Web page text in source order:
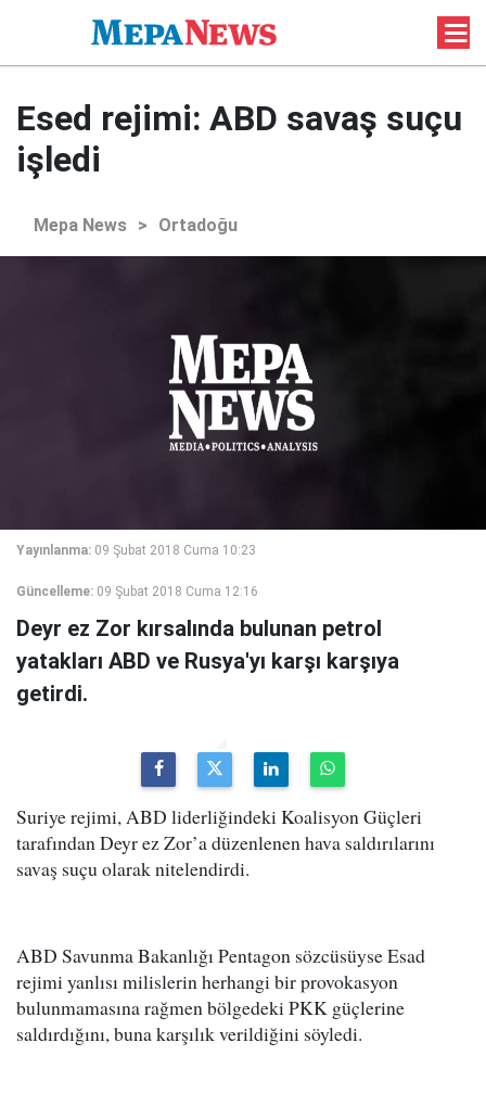
Esed rejimi: ABD savaş suçu
işledi
Mepa News > Ortadoğu
Yayınlanma: 09 Şubat 2018 Cuma 10:23
Güncelleme: 09 Şubat 2018 Cuma 12:16
Deyr ez Zor kırsalında bulunan petrol
yatakları ABD ve Rusya'yı karşı karşıya
getirdi.
Suriye rejimi, ABD liderliğindeki Koalisyon Güçleri
tarafından Deyr ez Zor’a düzenlenen hava saldırılarını
savaş suçu olarak nitelendirdi.
ABD Savunma Bakanlığı Pentagon sözcüsüyse Esad
rejimi yanlısı milislerin herhangi bir provokasyon
bulunmamasına rağmen bölgedeki PKK güçlerine
saldırdığını, buna karşılık verildiğini söyledi.